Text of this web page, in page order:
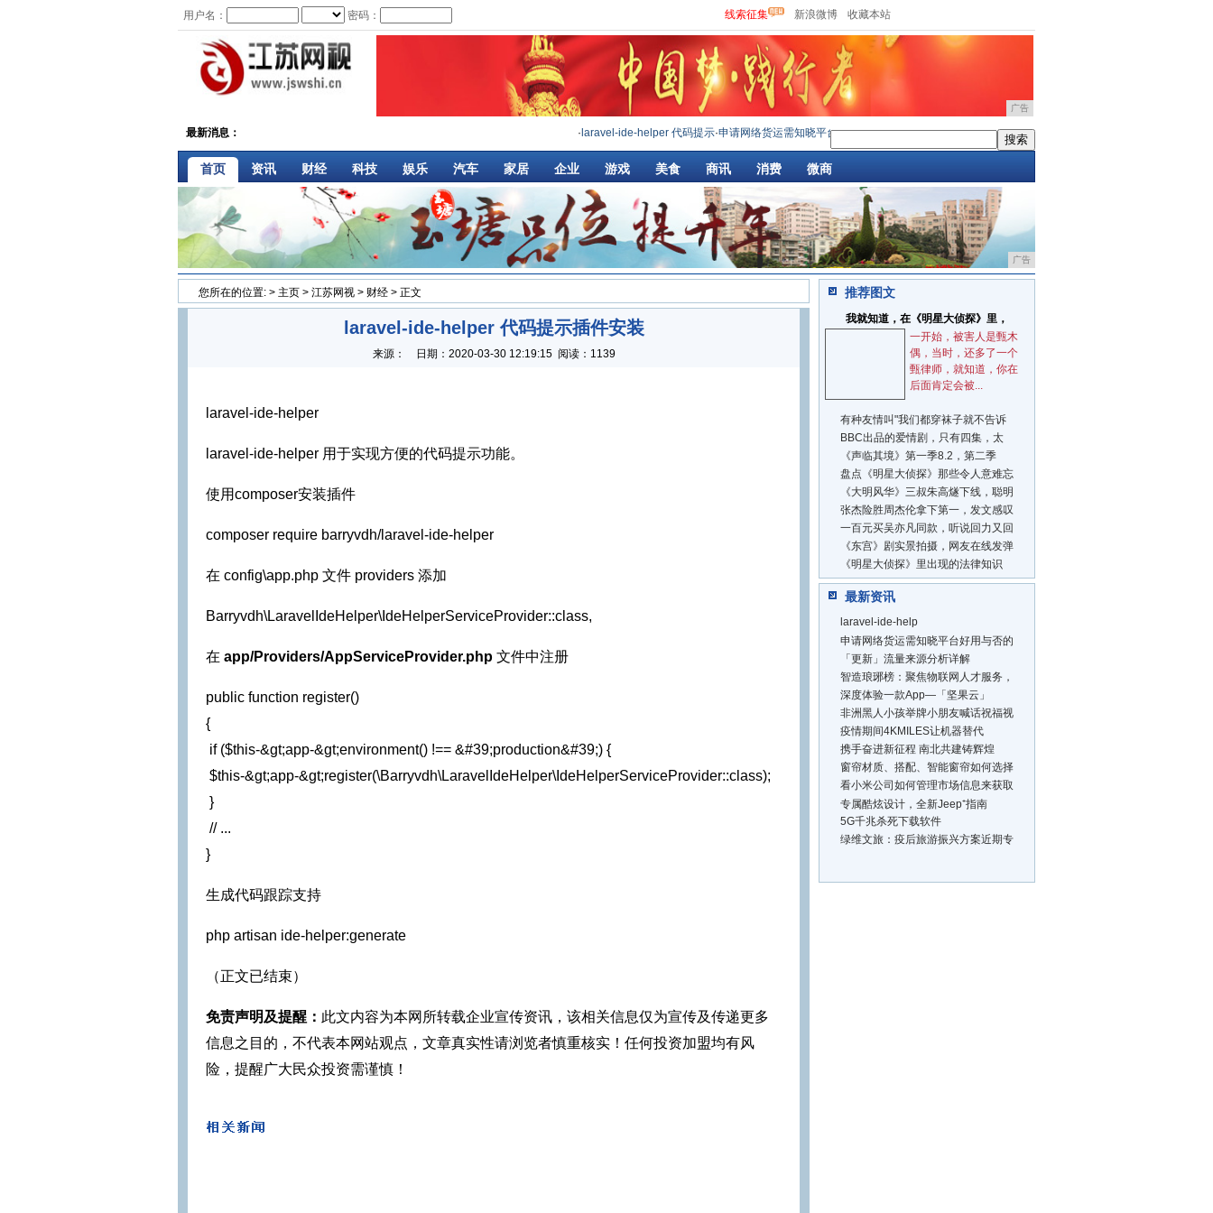
用户名： 密码： 线索征集 新浪微博 收藏本站
广告
最新消息： laravel-ide-helper 代码提示·申请网络货运需知晓平台好用与否的重要性·「更新」流量来源分析详解
首页 资讯 财经 科技 娱乐 汽车 家居 企业 游戏 美食 商讯 消费 微商
广告
您所在的位置: > 主页 > 江苏网视 > 财经 > 正文
laravel-ide-helper 代码提示插件安装
来源： 日期： 2020-03-30 12:19:15 阅读：1139
laravel-ide-helper
laravel-ide-helper 用于实现方便的代码提示功能。
使用composer安装插件
composer require barryvdh/laravel-ide-helper
在 config\app.php 文件 providers 添加
Barryvdh\LaravelIdeHelper\IdeHelperServiceProvider::class,
在 app/Providers/AppServiceProvider.php 文件中注册
public function register()
{
if ($this-&gt;app-&gt;environment() !== &#39;production&#39;) {
$this-&gt;app-&gt;register(\Barryvdh\LaravelIdeHelper\IdeHelperServiceProvider::class);
}
// ...
}
生成代码跟踪支持
php artisan ide-helper:generate
（正文已结束）
免责声明及提醒： 此文内容为本网所转载企业宣传资讯，该相关信息仅为宣传及传递更多
信息之目的，不代表本网站观点，文章真实性请浏览者慎重核实！任何投资加盟均有风
险，提醒广大民众投资需谨慎！
推荐图文
我就知道，在《明星大侦探》里，
一开始，被害人是甄木
偶，当时，还多了一个
甄律师，就知道，你在
后面肯定会被...
有种友情叫"我们都穿袜子就不告诉
BBC出品的爱情剧，只有四集，太
《声临其境》第一季8.2，第二季
盘点《明星大侦探》那些令人意难忘
《大明风华》三叔朱高燧下线，聪明
张杰险胜周杰伦拿下第一，发文感叹
一百元买吴亦凡同款，听说回力又回
《东宫》剧实景拍摄，网友在线发弹
《明星大侦探》里出现的法律知识
最新资讯
laravel-ide-help
申请网络货运需知晓平台好用与否的
「更新」流量来源分析详解
智造琅琊榜：聚焦物联网人才服务，
深度体验一款App—「坚果云」
非洲黑人小孩举牌小朋友喊话祝福视
疫情期间4KMILES让机器替代
携手奋进新征程 南北共建铸辉煌
窗帘材质、搭配、智能窗帘如何选择
看小米公司如何管理市场信息来获取
专属酷炫设计，全新Jeep⁺指南
5G千兆杀死下载软件
绿维文旅：疫后旅游振兴方案近期专